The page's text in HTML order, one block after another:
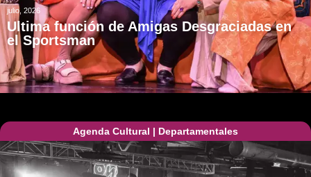
julio, 2026
Ultima función de Amigas Desgraciadas en
el Sportsman
Agenda Cultural | Departamentales